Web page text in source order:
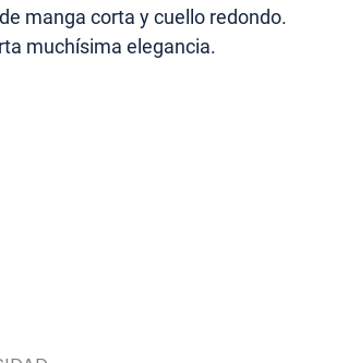
manga corta y cuello redondo.
muchísima elegancia.